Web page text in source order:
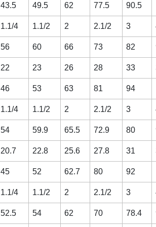
43.5 49.5 62 77.5 90.5
1.1/4 1.1/2 2 2.1/2 3
56 60 66 73 82
22 23 26 28 33
46 53 63 81 94
1.1/4 1.1/2 2 2.1/2 3
54 59.9 65.5 72.9 80
20.7 22.8 25.6 27.8 31
45 52 62.7 80 92
1.1/4 1.1/2 2 2.1/2 3
52.5 54 62 70 78.4